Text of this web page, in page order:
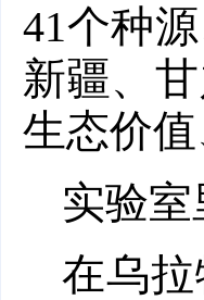
41个种
新疆、
生态价
实验
在乌